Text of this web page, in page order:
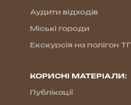
Аудити відходів
Міські городи
Екскурсія на полігон
КОРИСНІ МАТЕРІАЛИ:
Публікації